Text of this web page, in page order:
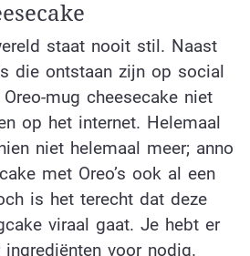
staat nooit stil. Naast
die ontstaan zijn op social
mug cheesecake niet
op het internet. Helemaal
niet helemaal meer; anno
met Oreo’s ook al een
is het terecht dat deze
viraal gaat. Je hebt er
voor nodig.